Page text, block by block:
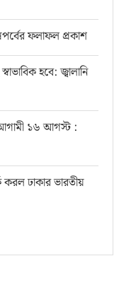
ফলাফল প্রকাশ
হবে: জ্বালানি
আগামী ১৬ আগস্ট :
করল ঢাকার ভারতীয়